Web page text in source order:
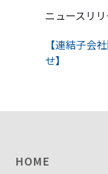
ニュースリ
【連結子会
せ】
HOME